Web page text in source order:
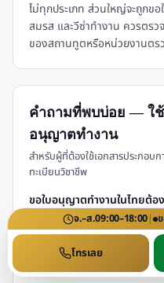
ไม่ทุกประเภท ส่วนใหญ่จะถูกข
สมรส และวีซ่าทำงาน ควรตรว
ของสถานทูตหรือหน่วยงานตร
คำถามที่พบบ่อย — ใ
อนุญาตทำงาน
สำหรับผู้ที่ต้องใช้เอกสารประกอบ
ทะเบียนวิชาชีพ
ขอใบอนุญาตทำงานในไทยต้อง
โดยทั่วไปประกอบด้วยหนังสือเ
นายจ้าง วุฒิการศึกษา และใบ
แปลและรับรองก่อนยื่น ราย
และประเภทกิจการ
จ.–ส.09:00–18:00|
โทรเลย